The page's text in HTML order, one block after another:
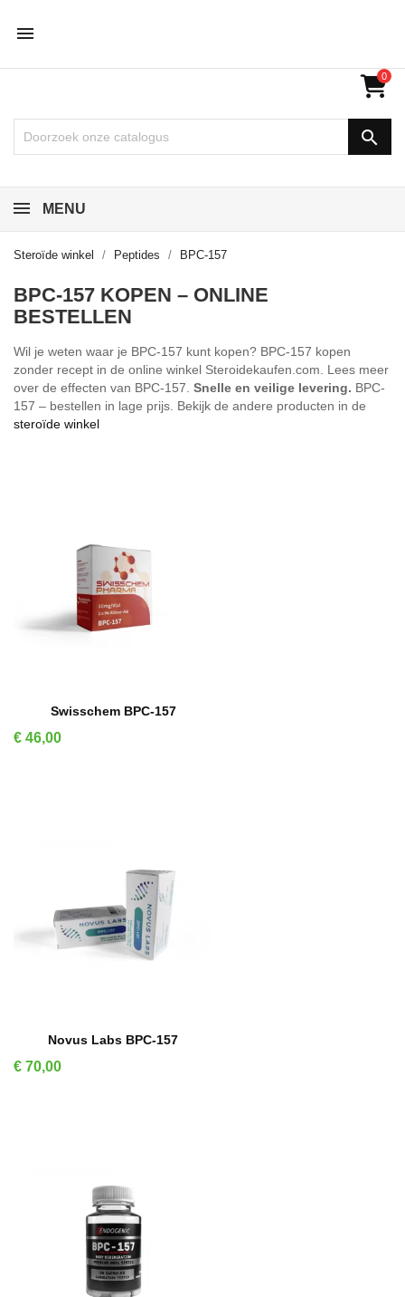

0

MENU
Steroïde winkel Peptides BPC-157
BPC-157 KOPEN – ONLINE
BESTELLEN
Wil je weten waar je BPC-157 kunt kopen? BPC-157 kopen
zonder recept in de online winkel Steroidekaufen.com. Lees meer
over de effecten van BPC-157. Snelle en veilige levering. BPC-
157 – bestellen in lage prijs. Bekijk de andere producten in de
steroïde winkel
IN WINKELMAND
Swisschem BPC-157
Prijs
€ 46,00
IN WINKELMAND
Novus Labs BPC-157
Prijs
€ 70,00